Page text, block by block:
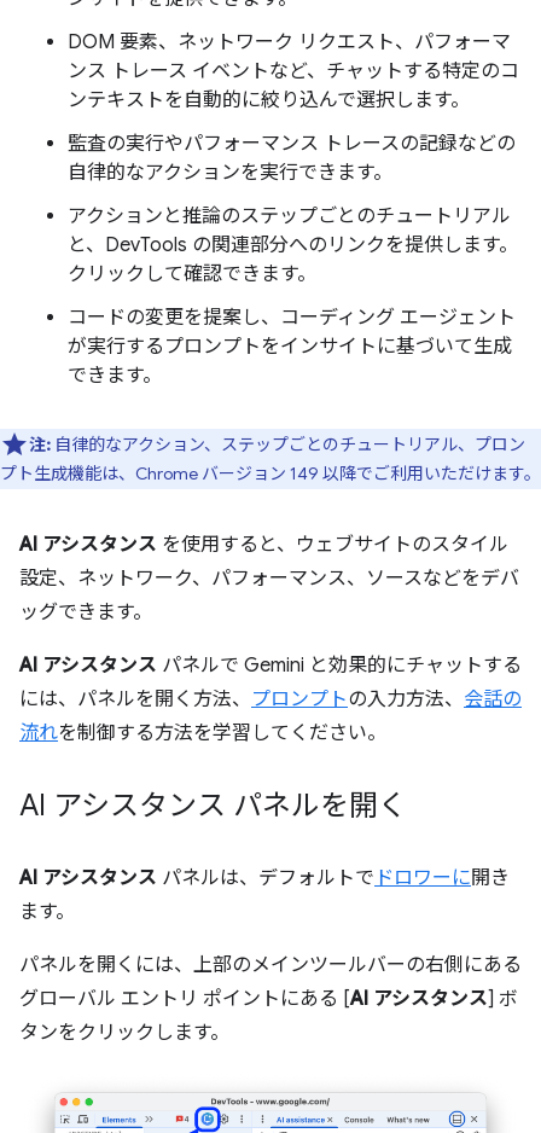
DOM 要素、ネットワーク リクエスト、パフォーマ
ンス トレース イベントなど、チャットする特定のコ
ンテキストを自動的に絞り込んで選択します。
監査の実行やパフォーマンス トレースの記録などの
自律的なアクションを実行できます。
アクションと推論のステップごとのチュートリアル
と、DevTools の関連部分へのリンクを提供します。
クリックして確認できます。
コードの変更を提案し、コーディング エージェント
が実行するプロンプトをインサイトに基づいて生成
できます。
注: 自律的なアクション、ステップごとのチュートリアル、プロン
プト生成機能は、Chrome バージョン 149 以降でご利用いただけます。
AI アシスタンス を使用すると、ウェブサイトのスタイル
設定、ネットワーク、パフォーマンス、ソースなどをデバ
ッグできます。
AI アシスタンス パネルで Gemini と効果的にチャットする
には、パネルを開く方法、 プロンプトの入力方法、 会話の
流れを制御する方法を学習してください。
AI アシスタンス パネルを開く
AI アシスタンス パネルは、デフォルトで ドロワーに開き
ます。
パネルを開くには、上部のメインツールバーの右側にある
グローバル エントリ ポイントにある [AI アシスタンス] ボ
タンをクリックします。